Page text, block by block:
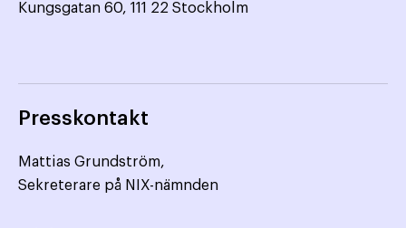
Kungsgatan 60, 111 22 Stockholm
Presskontakt
Mattias Grundström,
Sekreterare på NIX-nämnden